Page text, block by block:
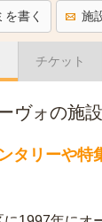
を書く 施
チケット
ヴォの施
タリーや